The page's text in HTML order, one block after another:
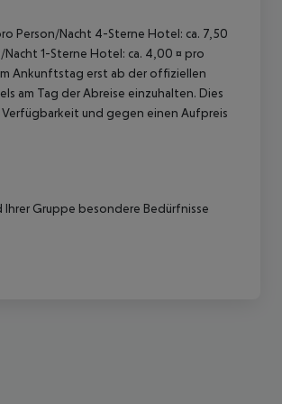
Person/Nacht 4-Sterne Hotel: ca. 7,50
1-Sterne Hotel: ca. 4,00 ¤ pro
Ankunftstag erst ab der offiziellen
am Tag der Abreise einzuhalten. Dies
und gegen einen Aufpreis
Gruppe besondere Bedürfnisse